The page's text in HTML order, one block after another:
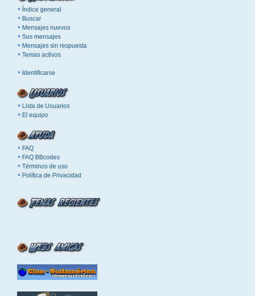
Índice general
Buscar
Mensajes nuevos
Sus mensajes
Mensajes sin respuesta
Temas activos
Identificarse
Lista de Usuarios
El equipo
FAQ
FAQ BBcodes
Términos de uso
Política de Privacidad